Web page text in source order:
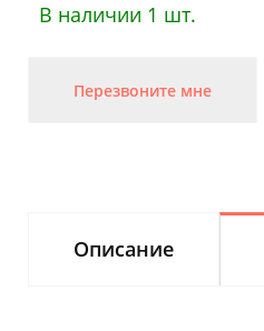
В наличии 1 шт.
Перезвоните мне
Описание